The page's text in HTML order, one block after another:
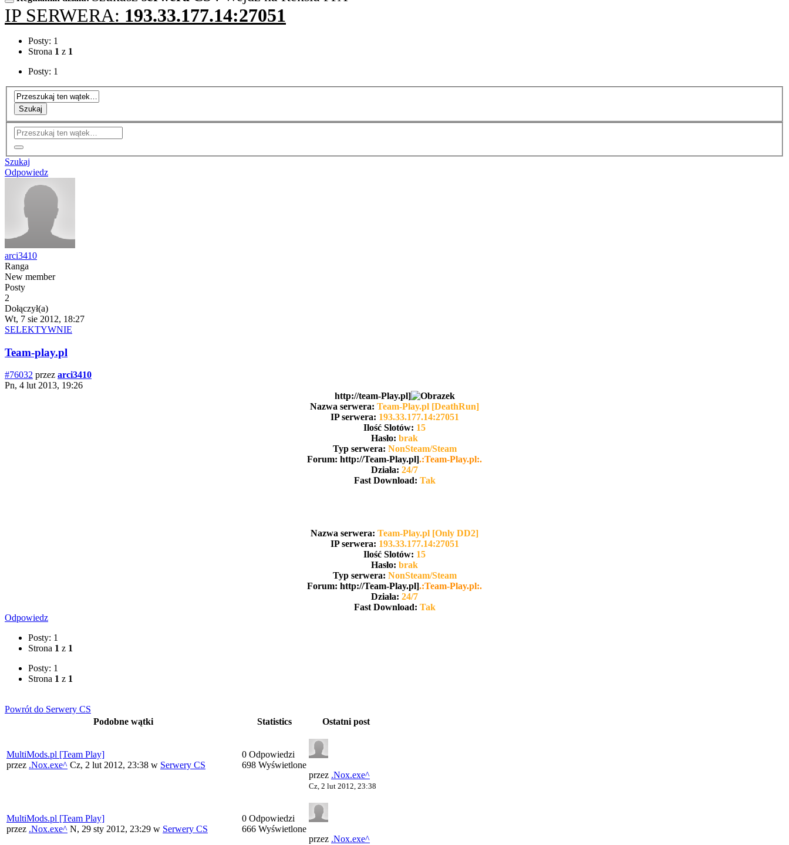
IP SERWERA: 193.33.177.14:27051
Posty: 1
Strona 1 z 1
Posty: 1
Szukaj
Szukaj
Odpowiedz
arci3410
Ranga
New member
Posty
2
Dołączył(a)
Wt, 7 sie 2012, 18:27
SELEKTYWNIE
Team-play.pl
#76032 przez arci3410
Pn, 4 lut 2013, 19:26
http://team-Play.pl]
Nazwa serwera: Team-Play.pl [DeathRun]
IP serwera: 193.33.177.14:27051
Ilość Slotów: 15
Hasło: brak
Typ serwera: NonSteam/Steam
Forum: http://Team-Play.pl].:Team-Play.pl:.
Działa: 24/7
Fast Download: Tak
Nazwa serwera: Team-Play.pl [Only DD2]
IP serwera: 193.33.177.14:27051
Ilość Slotów: 15
Hasło: brak
Typ serwera: NonSteam/Steam
Forum: http://Team-Play.pl].:Team-Play.pl:.
Działa: 24/7
Fast Download: Tak
Odpowiedz
Posty: 1
Strona 1 z 1
Posty: 1
Strona 1 z 1
Powrót do Serwery CS
Podobne wątki
Statistics Ostatni post
MultiMods.pl [Team Play]
przez .Nox.exe^ Cz, 2 lut 2012, 23:38 w Serwery CS
0 Odpowiedzi
698 Wyświetlone
przez .Nox.exe^
Cz, 2 lut 2012, 23:38
MultiMods.pl [Team Play]
przez .Nox.exe^ N, 29 sty 2012, 23:29 w Serwery CS
0 Odpowiedzi
666 Wyświetlone
przez .Nox.exe^